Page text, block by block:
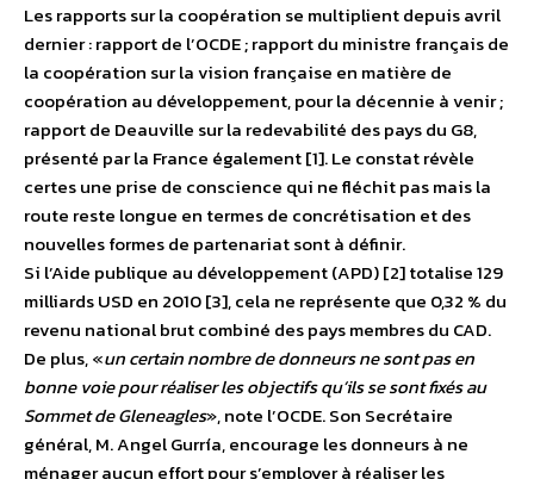
Les rapports sur la coopération se multiplient depuis avril
dernier : rapport de l’OCDE ; rapport du ministre français de
la coopération sur la vision française en matière de
coopération au développement, pour la décennie à venir ;
rapport de Deauville sur la redevabilité des pays du G8,
présenté par la France également [1]. Le constat révèle
certes une prise de conscience qui ne fléchit pas mais la
route reste longue en termes de concrétisation et des
nouvelles formes de partenariat sont à définir.
Si l’Aide publique au développement (APD) [2] totalise 129
milliards USD en 2010 [3], cela ne représente que 0,32 % du
revenu national brut combiné des pays membres du CAD.
De plus, «un certain nombre de donneurs ne sont pas en
bonne voie pour réaliser les objectifs qu’ils se sont fixés au
Sommet de Gleneagles», note l’OCDE. Son Secrétaire
général, M. Angel Gurría, encourage les donneurs à ne
ménager aucun effort pour s’employer à réaliser les